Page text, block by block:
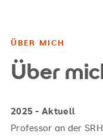
ÜBER MICH
Über
2025 - Aktuell
Professor an der